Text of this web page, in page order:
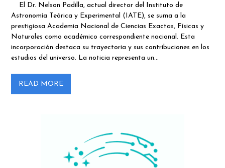
El Dr. Nelson Padilla, actual director del Instituto de
Astronomía Teórica y Experimental (IATE), se suma a la
prestigiosa Academia Nacional de Ciencias Exactas, Físicas y
Naturales como académico correspondiente nacional. Esta
incorporación destaca su trayectoria y sus contribuciones en los
estudios del universo. La noticia representa un…
READ MORE